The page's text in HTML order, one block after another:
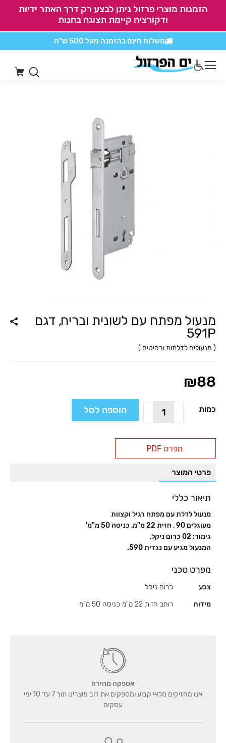
הזמנות מוצרי פרזול ניתן לבצע רק דרך האתר ידיות
ודקורציה קיימת תצוגה בחנות
משלוח חינם בהזמנה מעל 500 ש"ח
מנעול מפתח עם לשונית ובריח, דגם
591P
( מנעולים לדלתות ורהיטים )
₪88
כמות
מפתח
עם
ובריח,
דגם
591P
הוספה לסל
פרטי המוצר
תיאור כללי
מנעול לדלת עם מפתח רגיל וקצוות
מעוגלים 90 , חזית 22 מ"מ, כניסה 50 מ"מ'
גימור: 02 כרום ניקל,
המנעול מגיע עם נגדית 590.
מפרט טכני
צבע
כרום ניקל
מידות
רוחב חזית 22 מ"מ כניסה 50 מ"מ
מפרט PDF
אספקה מהירה
אנו מחזיקים מלאי קבוע ומספקים את רוב מוצרינו תוך 7 עד 10 ימי
עסקים